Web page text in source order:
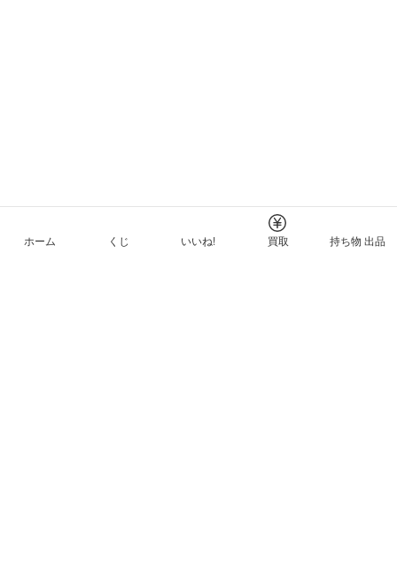
ホーム くじ いいね! 買取 持ち物 出品